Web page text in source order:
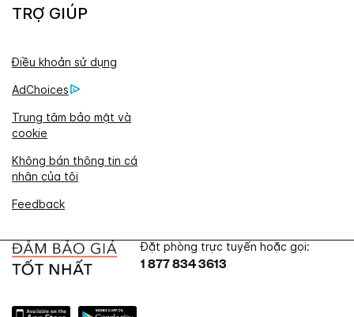
TRỢ GIÚP
Điều khoản sử dụng
AdChoices
Trung tâm bảo mật và
cookie
Không bán thông tin cá
nhân của tôi
Feedback
Đặt phòng trực tuyến hoặc gọi:
1 877 834 3613